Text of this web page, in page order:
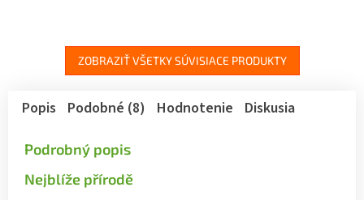
ZOBRAZIŤ VŠETKY SÚVISIACE PRODUKTY
Popis Podobné (8) Hodnotenie Diskusia
Podrobný popis
Nejblíže přírodě